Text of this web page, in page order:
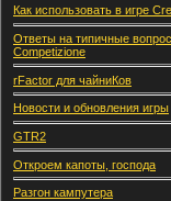
Как использовать в игре
Ответы на типичные
Competizione
rFactor для чайниКов
Новости и обновления игры
GTR2
Откроем капоты, господа
Разгон кампутера